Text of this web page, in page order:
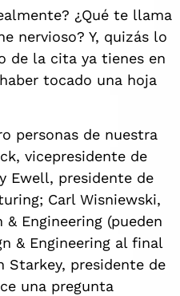
¿Qué te llama
nervioso? Y, quizás lo
de la cita ya tienes en
tocado una hoja
personas de nuestra
vicepresidente de
Ewell, presidente de
Carl Wisniewski,
Engineering (pueden
& Engineering al final
Starkey, presidente de
una pregunta